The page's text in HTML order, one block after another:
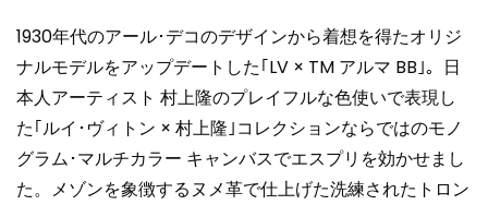
1930年代のアール･デコのデザインから着想を得たオリジ
ナルモデルをアップデートした｢LV × TM アルマ BB｣。日
本人アーティスト 村上隆のプレイフルな色使いで表現し
た｢ルイ･ヴィトン × 村上隆｣コレクションならではのモノ
グラム･マルチカラー キャンバスでエスプリを効かせまし
た。メゾンを象徴するヌメ革で仕上げた洗練されたトロン